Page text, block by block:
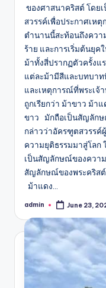
ของศาสนาคริสต์ โดย
สวรรค์เพื่อประกาศเห
ตำนานนี้สะท้อนถึงควา
ร้าย และการเริ่มต้นยุ
ม้าทั้งสี่ปรากฏตัวครั้งแ
แต่ละม้ามีสีและบทบา
และเหตุการณ์ที่พระเจ้
ถูกเรียกว่า ม้าขาว ม้า
ขาว มักถือเป็นสัญลัก
กล่าวว่าอัครฑูตสวรรค์
ความยุติธรรมมาสู่โลก
เป็นสัญลักษณ์ของความ
สัญลักษณ์ของพระคริส
ม้าแดง…
Posted
admin June 23,